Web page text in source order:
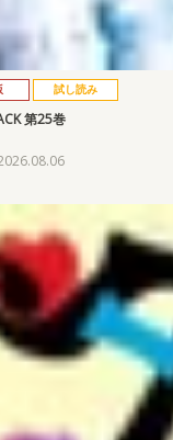
試し読み
第25巻